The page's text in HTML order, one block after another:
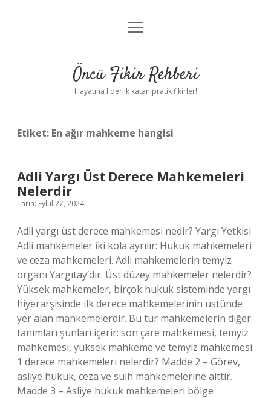
Anasayfa
Yasal Uyarı
menüyü
Öncü Fikir Rehberi
Hayatına liderlik katan pratik fikirler!
Etiket: En ağır mahkeme hangisi
Adli Yargı Üst Derece Mahkemeleri
Nelerdir
Tarih: Eylül 27, 2024
Adli yargı üst derece mahkemesi nedir? Yargı Yetkisi
Adli mahkemeler iki kola ayrılır: Hukuk mahkemeleri
ve ceza mahkemeleri. Adli mahkemelerin temyiz
organı Yargıtay’dır. Üst düzey mahkemeler nelerdir?
Yüksek mahkemeler, birçok hukuk sisteminde yargı
hiyerarşisinde ilk derece mahkemelerinin üstünde
yer alan mahkemelerdir. Bu tür mahkemelerin diğer
tanımları şunları içerir: son çare mahkemesi, temyiz
mahkemesi, yüksek mahkeme ve temyiz mahkemesi.
1 derece mahkemeleri nelerdir? Madde 2 – Görev,
asliye hukuk, ceza ve sulh mahkemelerine aittir.
Madde 3 – Asliye hukuk mahkemeleri bölge